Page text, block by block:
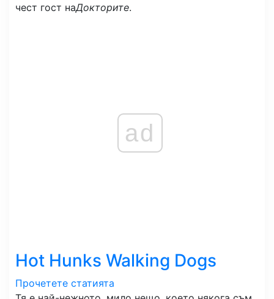
чест гост наДокторите.
ad
Hot Hunks Walking Dogs
Прочетете статията